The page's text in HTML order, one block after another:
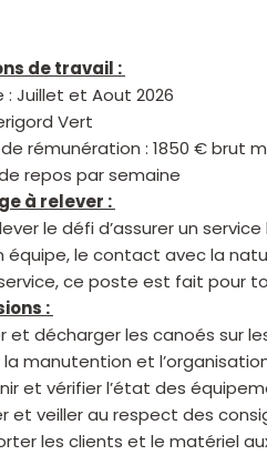
de travail :
: Juillet et Aout 2026
Vert
de rémunération : 1850 € brut
repos par semaine
à relever :
le défi d’assurer un
équipe, le contact avec la
ce poste est fait pour
:
et décharger les canoés sur
la manutention et
et vérifier l’état des
et veiller au respect des
les clients et le matériel